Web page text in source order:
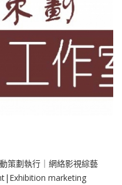
策劃執行｜網絡影視綜藝
marketing